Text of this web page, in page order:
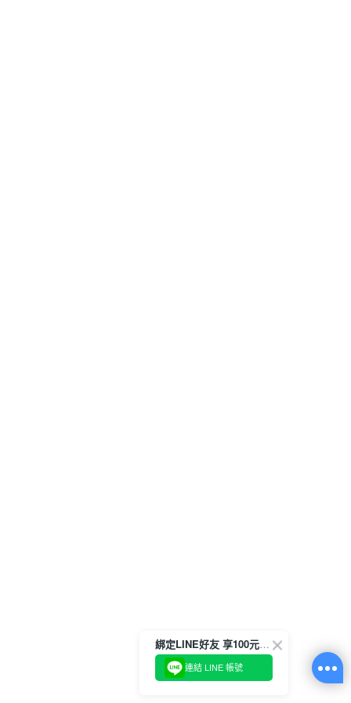
綁定LINE好友 享100元折價券
連結 LINE 帳號